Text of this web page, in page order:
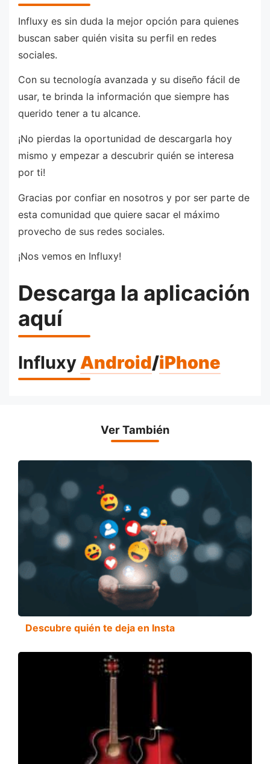
Influxy es sin duda la mejor opción para quienes
buscan saber quién visita su perfil en redes
sociales.
Con su tecnología avanzada y su diseño fácil de
usar, te brinda la información que siempre has
querido tener a tu alcance.
¡No pierdas la oportunidad de descargarla hoy
mismo y empezar a descubrir quién se interesa
por ti!
Gracias por confiar en nosotros y por ser parte de
esta comunidad que quiere sacar el máximo
provecho de sus redes sociales.
¡Nos vemos en Influxy!
Descarga la aplicación
aquí
InfluxyAndroid/iPhone
Ver También
Descubre quién te deja en Insta